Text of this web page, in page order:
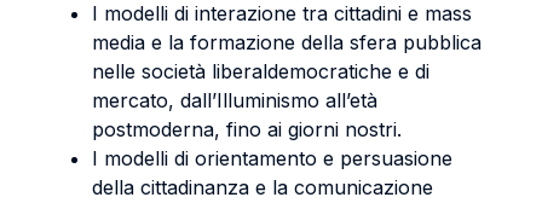
I modelli di interazione tra cittadini e mass
media e la formazione della sfera pubblica
nelle società liberaldemocratiche e di
mercato, dall’Illuminismo all’età
postmoderna, fino ai giorni nostri.
I modelli di orientamento e persuasione
della cittadinanza e la comunicazione